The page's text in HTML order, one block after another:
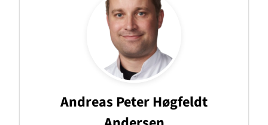
Andreas Peter Høgfeldt